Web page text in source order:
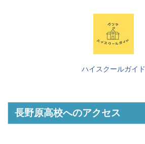
ハイスクールガイド
長野原高校へのアクセス